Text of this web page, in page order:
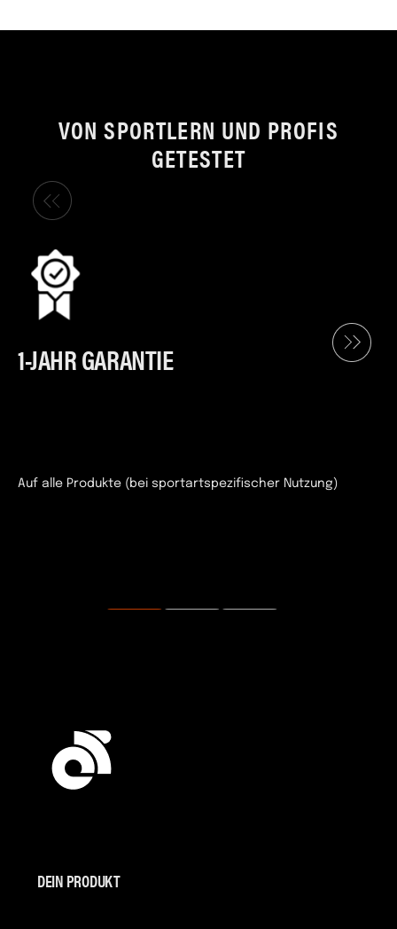
VON SPORTLERN UND PROFIS
GETESTET
1-JAHR GARANTIE
Auf alle Produkte (bei sportartspezifischer Nutzung)
DEIN PRODUKT